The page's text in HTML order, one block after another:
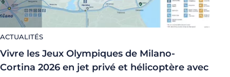
ACTUALITÉS
Vivre les Jeux Olympiques de Milano-
Cortina 2026 en jet privé et hélicoptère avec